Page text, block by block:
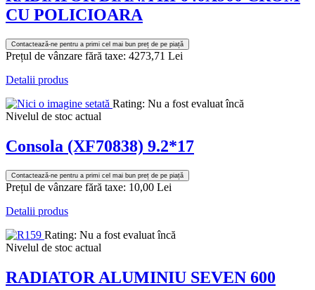
CU POLICIOARA
Contactează-ne pentru a primi cel mai bun preț de pe piață
Prețul de vânzare fără taxe: 4273,71 Lei
Detalii produs
Rating: Nu a fost evaluat încă
Nivelul de stoc actual
Consola (XF70838) 9.2*17
Contactează-ne pentru a primi cel mai bun preț de pe piață
Prețul de vânzare fără taxe: 10,00 Lei
Detalii produs
Rating: Nu a fost evaluat încă
Nivelul de stoc actual
RADIATOR ALUMINIU SEVEN 600